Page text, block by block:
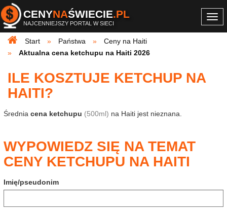
CENYNAŚWIECIE.PL
NAJCENNIEJSZY PORTAL W SIECI
Start
Państwa
Ceny na Haiti
Aktualna cena ketchupu na Haiti 2026
ILE KOSZTUJE KETCHUP NA
HAITI?
Średnia cena ketchupu (500ml) na Haiti jest nieznana.
WYPOWIEDZ SIĘ NA TEMAT
CENY KETCHUPU NA HAITI
Imię/pseudonim